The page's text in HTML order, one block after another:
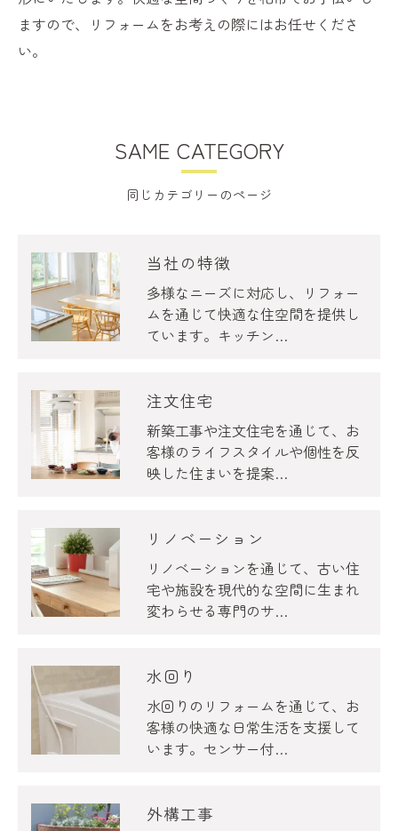
ますので、リフォームをお考えの際にはお任せくださ
い。
同じカテゴリーのページ
SAME CATEGORY
当社の特徴
多様なニーズに対応し、リフォー
ムを通じて快適な住空間を提供し
ています。キッチン…
注文住宅
新築工事や注文住宅を通じて、お
客様のライフスタイルや個性を反
映した住まいを提案…
リノベーション
リノベーションを通じて、古い住
宅や施設を現代的な空間に生まれ
変わらせる専門のサ…
水回り
水回りのリフォームを通じて、お
客様の快適な日常生活を支援して
います。センサー付…
外構工事